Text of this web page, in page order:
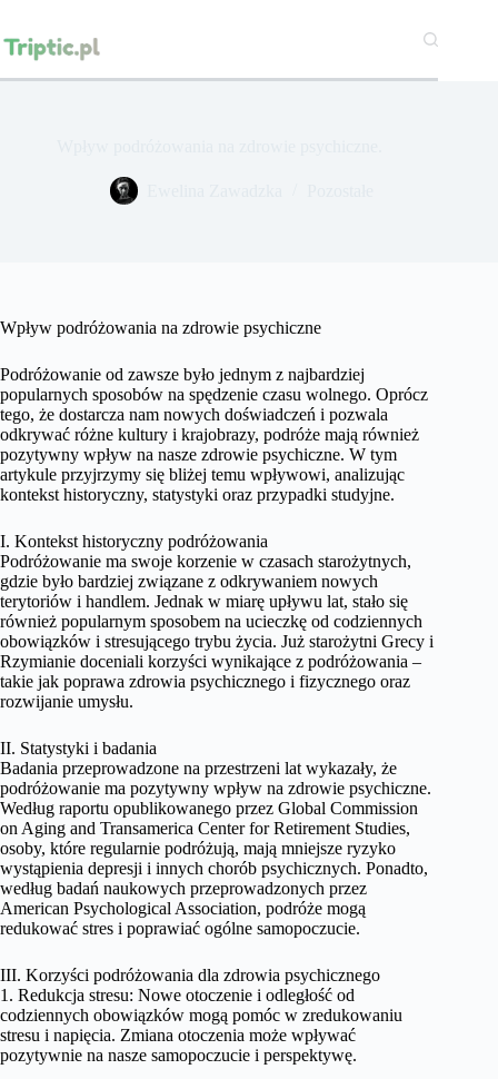
treści
Wpływ podróżowania na zdrowie psychiczne
Podróżowanie od zawsze było jednym z najbardziej
popularnych sposobów na spędzenie czasu wolnego. Oprócz
tego, że dostarcza nam nowych doświadczeń i pozwala
odkrywać różne kultury i krajobrazy, podróże mają również
pozytywny wpływ na nasze zdrowie psychiczne. W tym
artykule przyjrzymy się bliżej temu wpływowi, analizując
kontekst historyczny, statystyki oraz przypadki studyjne.
I. Kontekst historyczny podróżowania
Podróżowanie ma swoje korzenie w czasach starożytnych,
gdzie było bardziej związane z odkrywaniem nowych
terytoriów i handlem. Jednak w miarę upływu lat, stało się
również popularnym sposobem na ucieczkę od codziennych
obowiązków i stresującego trybu życia. Już starożytni Grecy i
Rzymianie doceniali korzyści wynikające z podróżowania –
takie jak poprawa zdrowia psychicznego i fizycznego oraz
rozwijanie umysłu.
II. Statystyki i badania
Badania przeprowadzone na przestrzeni lat wykazały, że
podróżowanie ma pozytywny wpływ na zdrowie psychiczne.
Według raportu opublikowanego przez Global Commission
on Aging and Transamerica Center for Retirement Studies,
osoby, które regularnie podróżują, mają mniejsze ryzyko
wystąpienia depresji i innych chorób psychicznych. Ponadto,
według badań naukowych przeprowadzonych przez
American Psychological Association, podróże mogą
redukować stres i poprawiać ogólne samopoczucie.
III. Korzyści podróżowania dla zdrowia psychicznego
1. Redukcja stresu: Nowe otoczenie i odległość od
codziennych obowiązków mogą pomóc w zredukowaniu
stresu i napięcia. Zmiana otoczenia może wpływać
pozytywnie na nasze samopoczucie i perspektywę.